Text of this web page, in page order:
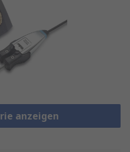
anzeigen